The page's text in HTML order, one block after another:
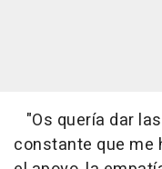
"Os quería dar
constante que me